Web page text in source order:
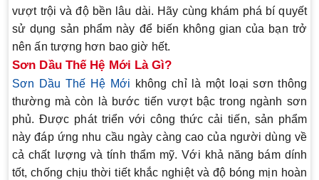
vượt trội và độ bền lâu dài. Hãy cùng khám phá bí quyết
sử dụng sản phẩm này để biến không gian của bạn trở
nên ấn tượng hơn bao giờ hết.
Sơn Dầu Thế Hệ Mới Là Gì?
Sơn Dầu Thế Hệ Mới không chỉ là một loại sơn thông
thường mà còn là bước tiến vượt bậc trong ngành sơn
phủ. Được phát triển với công thức cải tiến, sản phẩm
này đáp ứng nhu cầu ngày càng cao của người dùng về
cả chất lượng và tính thẩm mỹ. Với khả năng bám dính
tốt, chống chịu thời tiết khắc nghiệt và độ bóng mịn hoàn